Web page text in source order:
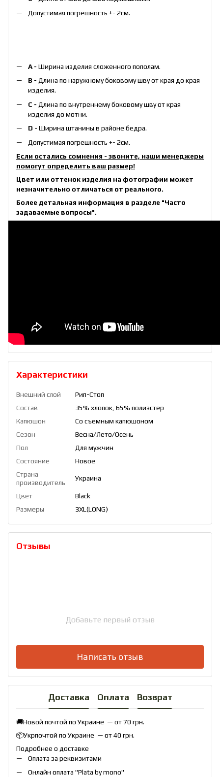
Допустимая погрешность +- 2см.
А - Ширина изделия сложенного пополам.
B - Длина по наружному боковому шву от края до края
изделия.
С - Длина по внутреннему боковому шву от края
изделия до мотни.
D - Ширина штанины в районе бедра.
Допустимая погрешность +- 2см.
Если остались сомнения - звоните, наши менеджеры
помогут определить ваш размер!
Цвет или оттенок изделия на фотографии может
незначительно отличаться от реального.
Более детальная информация в разделе "Часто
задаваемые вопросы".
Характеристики
Внешний слой
Рип-Стоп
Состав
35% хлопок, 65% полиэстер
Капюшон
Со съемным капюшоном
Сезон
Весна/Лето/Осень
Пол
Для мужчин
Состояние
Новое
Страна
производитель
Украина
Цвет
Black
Размеры
3XL(LONG)
Отзывы
Добавьте первый отзыв
Написать отзыв
Доставка Оплата Возврат
🚚Новой почтой по Украине — от 70 грн.
📦Укрпочтой по Украине — от 40 грн.
Подробнее о доставке
Оплата за реквизитами
Онлайн оплата "Plata by mono"